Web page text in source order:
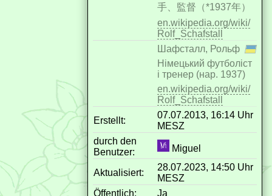
手、監督（*1937年）
en.wikipedia.org/wiki/
Rolf_Schafstall
Шафсталл, Рольф
Німецький футболіст
і тренер (нар. 1937)
en.wikipedia.org/wiki/
Rolf_Schafstall
Erstellt:
07.07.2013, 16:14 Uhr
MESZ
durch den
Benutzer:
Miguel
Aktualisiert:
28.07.2023, 14:50 Uhr
MESZ
Öffentlich:
Ja